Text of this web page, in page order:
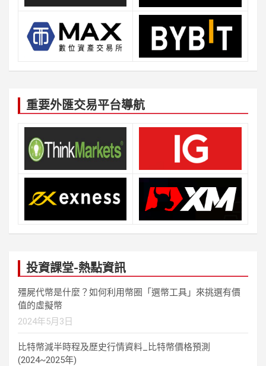
重要外匯交易平台導航
投資課堂-熱點資訊
殭屍代幣是什麼？如何利用幣圈「選幣工具」來挑選有價
值的虛擬幣
2024年5月3日
比特幣減半時程及歷史行情資料_比特幣價格預測
(2024~2025年)